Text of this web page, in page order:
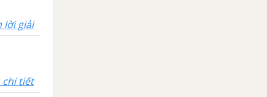
lời giải
chi tiết